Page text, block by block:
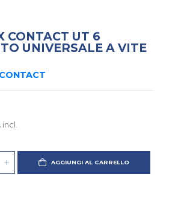
CONTACT UT 6
UNIVERSALE A VITE
incl.
AGGIUNGI AL CARRELLO